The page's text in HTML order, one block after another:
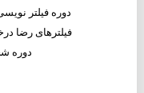
دوره فیلتر
فیلترهای رضا
دوره